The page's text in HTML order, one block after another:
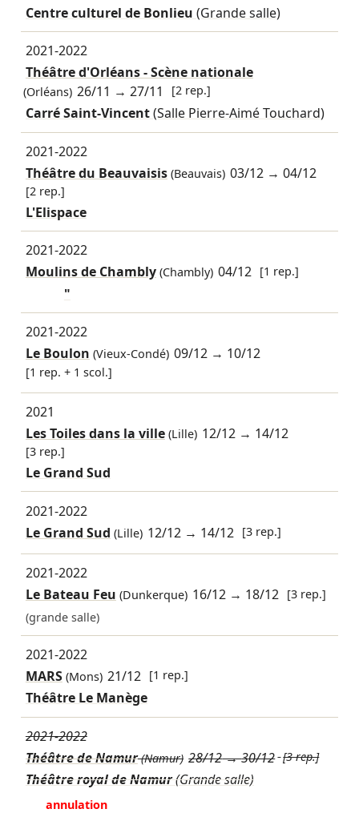
Centre culturel de Bonlieu (Grande salle)
2021-2022
Théâtre d'Orléans - Scène nationale
(Orléans) 26/11 →27/11 [2 rep.]
Carré Saint-Vincent(Salle Pierre-Aimé Touchard)
2021-2022
Théâtre du Beauvaisis(Beauvais) 03/12 →04/12
[2 rep.]
L'Elispace
2021-2022
Moulins de Chambly(Chambly) 04/12 [1 rep.]
"
2021-2022
Le Boulon (Vieux-Condé) 09/12 → 10/12
[1 rep. + 1 scol.]
2021
Les Toiles dans la ville(Lille) 12/12 → 14/12
[3 rep.]
Le Grand Sud
2021-2022
Le Grand Sud (Lille) 12/12 → 14/12 [3 rep.]
2021-2022
Le Bateau Feu (Dunkerque) 16/12 → 18/12 [3 rep.]
(grande salle)
2021-2022
MARS(Mons) 21/12 [1 rep.]
Théâtre Le Manège
2021-2022
Théâtre de Namur(Namur) 28/12→30/12 [3 rep.]
Théâtre royal de Namur(Grande salle)
annulation